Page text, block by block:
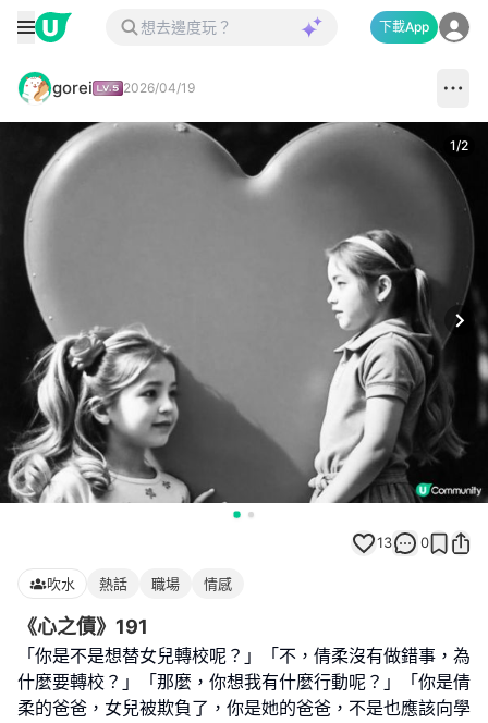
下載App
gorei 2026/04/19
1/2
13 0
吹水 熱話 職場 情感
《心之債》191
「你是不是想替女兒轉校呢？」「不，倩柔沒有做錯事，為
什麼要轉校？」「那麼，你想我有什麼行動呢？」「你是倩
柔的爸爸，女兒被欺負了，你是她的爸爸，不是也應該向學